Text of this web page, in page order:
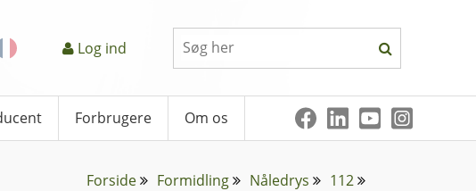
Log ind
Forbrugere Om os
Forside Formidling Nåledrys
112